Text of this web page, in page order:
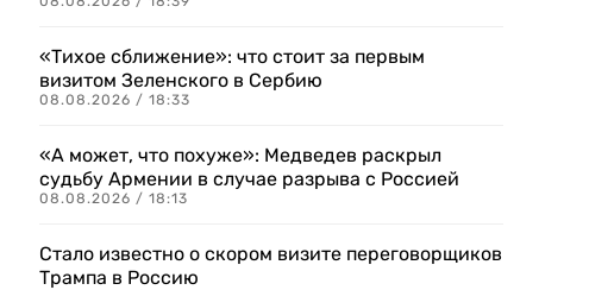
«Тихое сближение»: что стоит за первым
визитом Зеленского в Сербию
08.08.2026 / 18:33
«А может, что похуже»: Медведев раскрыл
судьбу Армении в случае разрыва с Россией
08.08.2026 / 18:13
Стало известно о скором визите переговорщиков
Трампа в Россию